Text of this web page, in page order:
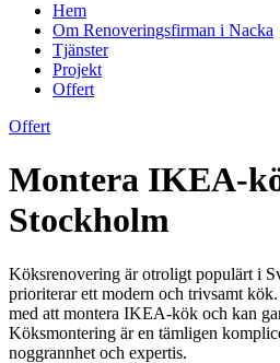
Hem
Om Renoveringsfirman i Nacka
Tjänster
Projekt
Offert
Offert
Montera IKEA-
Stockholm
Köksrenovering är otroligt populärt i
prioriterar ett modern och trivsamt
med att montera IKEA-kök och kan
Köksmontering är en tämligen
noggrannhet och expertis.